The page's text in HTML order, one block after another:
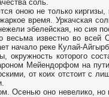
соль.
оною не только
время. Уркачская
эбелейская, но сия
весьма известно во
начало реке Кулай-
окружность которого
Мейендорфом на
от коих отстоит с
Осенью оно невелико,